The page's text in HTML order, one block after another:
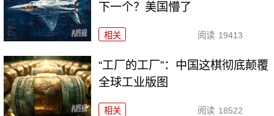
下一个？美国懵了
相关 阅读 19413
“工厂的工厂”：中国这棋彻底颠覆
全球工业版图
相关 阅读 18522